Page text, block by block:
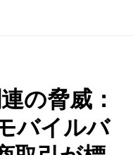
キー公式ブログ
の脅威：
バイルバ